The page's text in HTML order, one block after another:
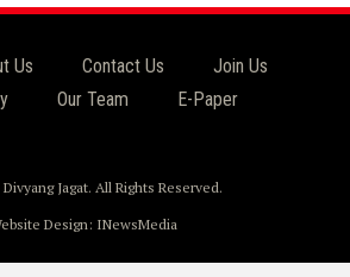
Us Contact Us
Join Us
Our Team E-Paper
Jagat. All Rights Reserved.
Design: INewsMedia